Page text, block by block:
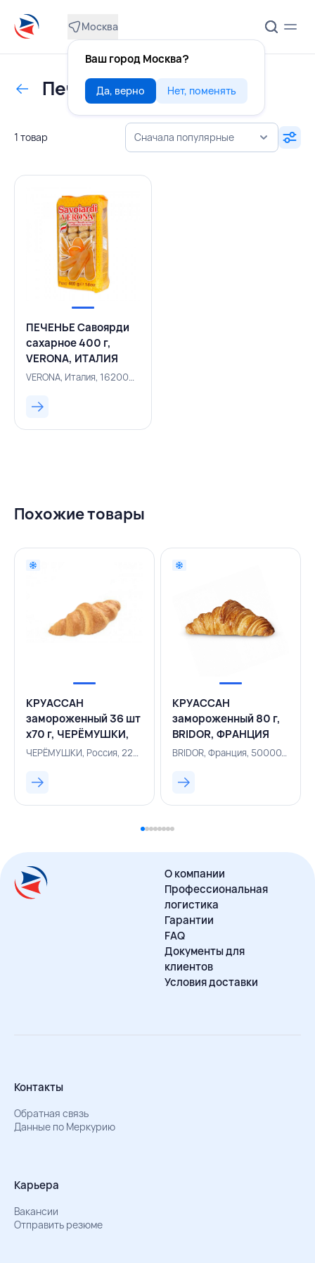
Москва
Ваш город Москва?
Да, верно Нет, поменять
Печенье савоярди
1 товар Сначала популярные
ПЕЧЕНЬЕ Савоярди
сахарное 400 г,
VERONA, ИТАЛИЯ
VERONA, Италия, 162000079
Похожие товары
КРУАССАН
замороженный 36 шт
х70 г, ЧЕРЁМУШКИ,
РОССИЯ
ЧЕРЁМУШКИ, Россия, 225002356
КРУАССАН
замороженный 80 г,
BRIDOR, ФРАНЦИЯ
BRIDOR, Франция, 500001310
О компании
Профессиональная
логистика
Гарантии
FAQ
Документы для
клиентов
Условия доставки
Контакты
Обратная связь
Данные по Меркурию
Карьера
Вакансии
Отправить резюме